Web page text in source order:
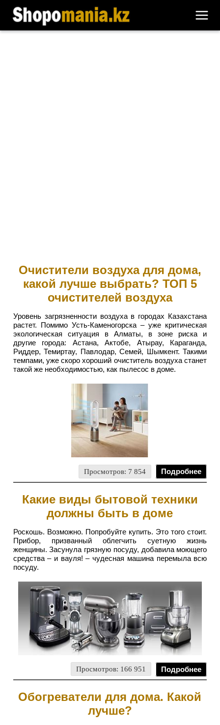
Очистители воздуха для дома,
какой лучше выбрать? ТОП 5
очистителей воздуха
Уровень загрязненности воздуха в городах Казахстана
растет. Помимо Усть-Каменогорска – уже критическая
экологическая ситуация в Алматы, в зоне риска и
другие города: Астана, Актобе, Атырау, Караганда,
Риддер, Темиртау, Павлодар, Семей, Шымкент. Такими
темпами, уже скоро хороший очиститель воздуха станет
такой же необходимостью, как пылесос в доме.
Просмотров: 7 854 Подробнее
Какие виды бытовой техники
должны быть в доме
Роскошь. Возможно. Попробуйте купить. Это того стоит.
Прибор, призванный облегчить суетную жизнь
женщины. Засунула грязную посуду, добавила моющего
средства – и вауля! – чудесная машина перемыла всю
посуду.
Просмотров: 166 951 Подробнее
Обогреватели для дома. Какой
лучше?